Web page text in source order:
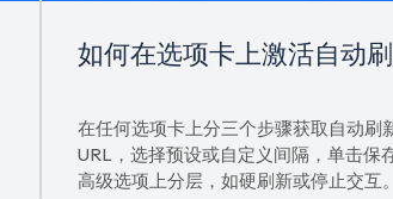
如何在选项卡上激活自动
在任何选项卡上分三个步骤获取自动刷
URL，选择预设或自定义间隔，单击保
高级选项上分层，如硬刷新或停止交互。